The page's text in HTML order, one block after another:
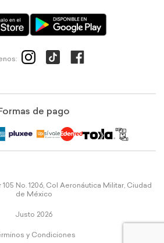
de pago
No. 1206, Col Aeronáutica Militar, Ciudad
de México
Justo 2026
y Condiciones